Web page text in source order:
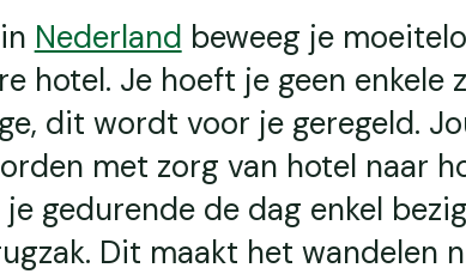
Nederland beweeg je
hotel. Je hoeft je geen enkele
dit wordt voor je geregeld.
met zorg van hotel naar
gedurende de dag enkel
Dit maakt het wandelen